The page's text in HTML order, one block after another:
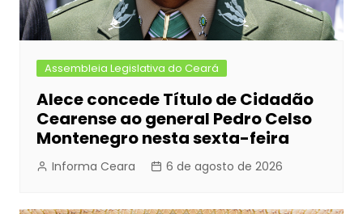
Assembleia Legislativa do Ceará
Alece concede Título de Cidadão
Cearense ao general Pedro Celso
Montenegro nesta sexta-feira
Informa Ceara 6 de agosto de 2026